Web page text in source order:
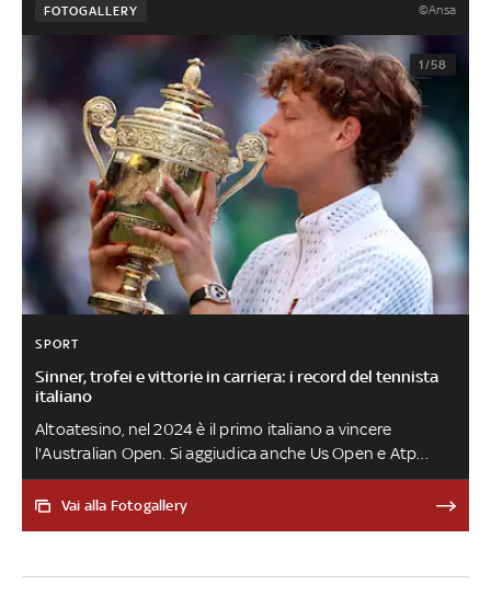
FOTOGALLERY ©Ansa
1/58
SPORT
Sinner, trofei e vittorie in carriera: i record del tennista
italiano
Altoatesino, nel 2024 è il primo italiano a vincere
l'Australian Open. Si aggiudica anche Us Open e Atp
Finals. Nel 2025 si riconferma a Melbourne, prima
della sospensione per il caso Clostebol. Nello stesso
maggio 2026, con la vittoria a Roma, completa il Career
Vai alla Fotogallery